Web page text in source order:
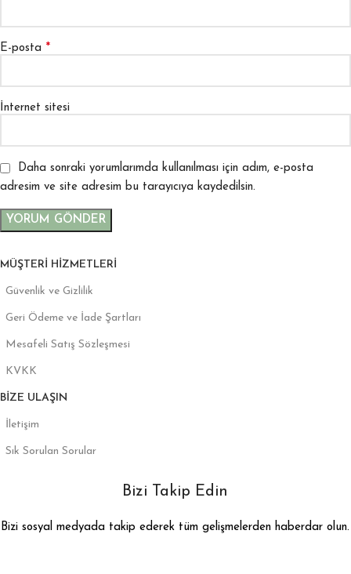
E-posta *
İnternet sitesi
Daha sonraki yorumlarımda kullanılması için adım, e-posta
adresim ve site adresim bu tarayıcıya kaydedilsin.
MÜŞTERI HIZMETLERI
Güvenlik ve Gizlilik
Geri Ödeme ve İade Şartları
Mesafeli Satış Sözleşmesi
KVKK
BIZE ULAŞIN
İletişim
Sık Sorulan Sorular
Bizi Takip Edin
Bizi sosyal medyada takip ederek tüm gelişmelerden haberdar olun.